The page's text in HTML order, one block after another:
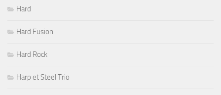
Hard
Hard Fusion
Hard Rock
Harp et Steel Trio